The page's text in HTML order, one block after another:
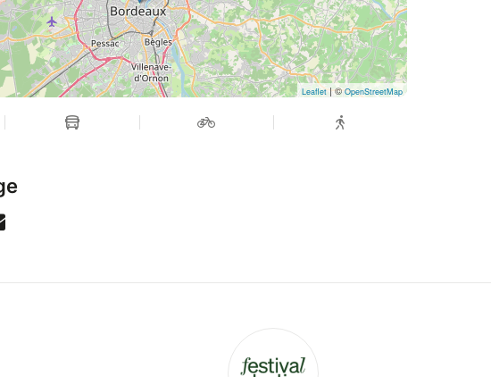
Leaflet| ©OpenStreetMap